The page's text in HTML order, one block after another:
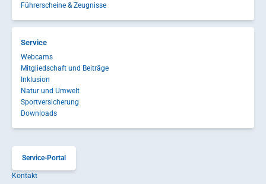
Führerscheine & Zeugnisse
Service
Webcams
Mitgliedschaft und Beiträge
Inklusion
Natur und Umwelt
Sportversicherung
Downloads
Service-Portal
Kontakt